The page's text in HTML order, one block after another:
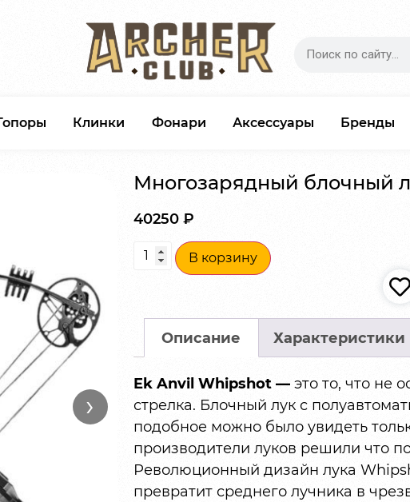
Клинки Фонари Аксессуары Бренды
›
Многозарядный блочный
40250 ₽
В корзину
Описание Характеристики
Ek Anvil Whipshot —это то, что не
стрелка. Блочный лук с
подобное можно было увидеть
производители луков решили что
Революционный дизайн лука
превратит среднего лучника в